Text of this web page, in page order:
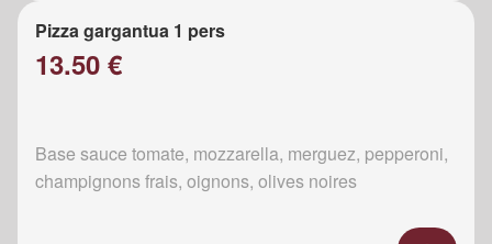
Pizza gargantua 1 pers
13.50 €
Base sauce tomate, mozzarella, merguez, pepperoni,
champignons frais, oignons, olives noires